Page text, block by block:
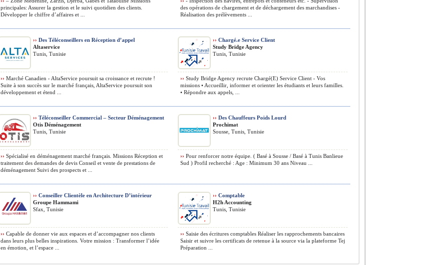
principales: Assurer la gestion et le suivi quotidien des clients.
Développer le chiffre d’affaires et ...
des opérations de chargement et de déchargement des marchandises -
Réalisation des prélèvements ...
›› Des Téléconseillers en Réception d’appel
Altaservice
Tunis, Tunisie
›› Marché Canadien › AltaService poursuit sa croissance et recrute !
Suite à son succès sur le marché français, AltaService poursuit son
développement et étend ...
›› Chargé.e Service Client
Study Bridge Agency
Tunis, Tunisie
›› Study Bridge Agency recrute Chargé(E) Service Client › Vos
missions • Accueillir, informer et orienter les étudiants et leurs familles.
• Répondre aux appels, ...
›› Téléconseiller Commercial – Secteur Déménagement
Otis Déménagement
Tunis, Tunisie
›› Spécialisé en déménagement marché français. Missions Réception et
traitement des demandes de devis Conseil et vente de prestations de
déménagement Suivi des prospects et ...
›› Des Chauffeurs Poids Lourd
Prochimat
Sousse, Tunis, Tunisie
›› Pour renforcer notre équipe. ( Basé à Sousse / Basé à Tunis Banlieue
Sud ) Profil recherché : Age : Minimum 30 ans Niveau ...
›› Conseiller Clientèle en Architecture D’intérieur
Groupe Hammami
Sfax, Tunisie
›› Capable de donner vie aux espaces et d’accompagner nos clients
dans leurs plus belles inspirations. Votre mission : Transformer l’idée
en émotion, et l’espace ...
›› Comptable
H2h Accounting
Tunis, Tunisie
›› Saisie des écritures comptables Réaliser les rapprochements bancaires
Saisir et suivre les certificats de retenue à la source via la plateforme Tej
Préparation ...